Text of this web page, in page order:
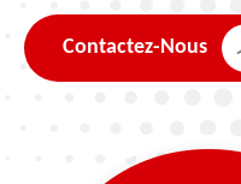
Contactez-Nous